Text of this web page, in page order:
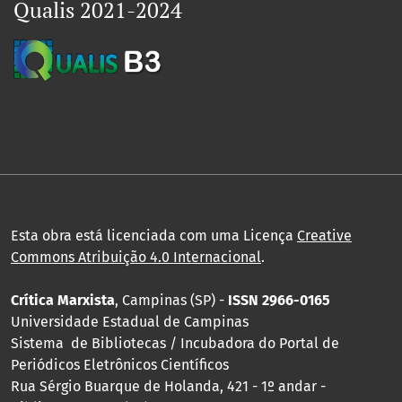
Qualis 2021-2024
Esta obra está licenciada com uma Licença Creative
Commons Atribuição 4.0 Internacional.
Crítica Marxista, Campinas (SP) - ISSN 2966-0165
Universidade Estadual de Campinas
Sistema de Bibliotecas / Incubadora do Portal de
Periódicos Eletrônicos Científicos
Rua Sérgio Buarque de Holanda, 421 - 1º andar -